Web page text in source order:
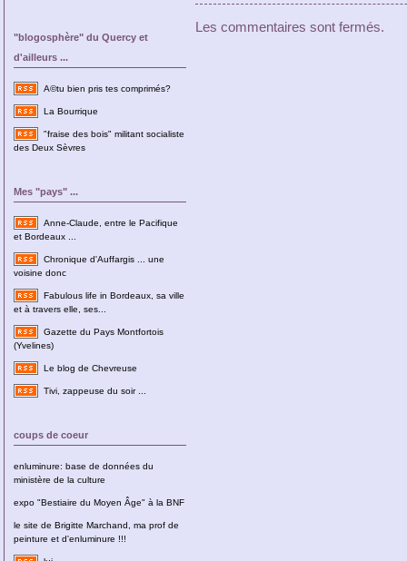
"blogosphère" du Quercy et
d'ailleurs ...
A©tu bien pris tes comprimés?
La Bourrique
"fraise des bois" militant socialiste
des Deux Sèvres
Mes "pays" ...
Anne-Claude, entre le Pacifique
et Bordeaux ...
Chronique d'Auffargis ... une
voisine donc
Fabulous life in Bordeaux, sa ville
et à travers elle, ses...
Gazette du Pays Montfortois
(Yvelines)
Le blog de Chevreuse
Tivi, zappeuse du soir ...
coups de coeur
enluminure: base de données du
ministère de la culture
expo "Bestiaire du Moyen Âge" à la BNF
le site de Brigitte Marchand, ma prof de
peinture et d'enluminure !!!
Les commentaires sont fermés.